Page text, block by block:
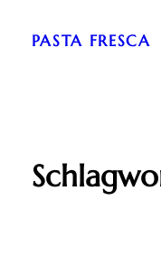
Inhalt
springen
PASTA FRESCA